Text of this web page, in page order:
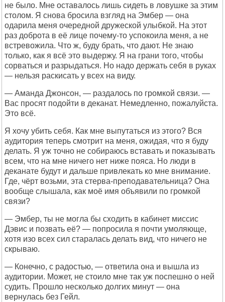
не было. Мне оставалось лишь сидеть в ловушке за этим
столом. Я снова бросила взгляд на Эмбер — она
одарила меня очередной дружеской улыбкой. На этот
раз доброта в её лице почему-то успокоила меня, а не
встревожила. Что ж, буду брать, что дают. Не знаю
только, как я всё это выдержу. Я на грани того, чтобы
сорваться и разрыдаться. Но надо держать себя в руках
— нельзя раскисать у всех на виду.
— Аманда Джонсон, — раздалось по громкой связи. —
Вас просят подойти в деканат. Немедленно, пожалуйста.
Это всё.
Я хочу убить себя. Как мне выпутаться из этого? Вся
аудитория теперь смотрит на меня, ожидая, что я буду
делать. Я уж точно не собираюсь вставать и показывать
всем, что на мне ничего нет ниже пояса. Но люди в
деканате будут и дальше привлекать ко мне внимание.
Где, чёрт возьми, эта стерва-преподавательница? Она
вообще слышала, как моё имя объявили по громкой
связи?
— Эмбер, ты не могла бы сходить в кабинет миссис
Дэвис и позвать её? — попросила я почти умоляюще,
хотя изо всех сил старалась делать вид, что ничего не
скрываю.
— Конечно, с радостью, — ответила она и вышла из
аудитории. Может, не стоило мне так уж поспешно о ней
судить. Прошло несколько долгих минут — она
вернулась без Гейл.